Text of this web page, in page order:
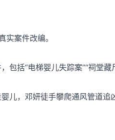
案件改编。
括“电梯婴儿失踪案”“祠堂藏
儿，邓妍徒手攀爬通风管道追